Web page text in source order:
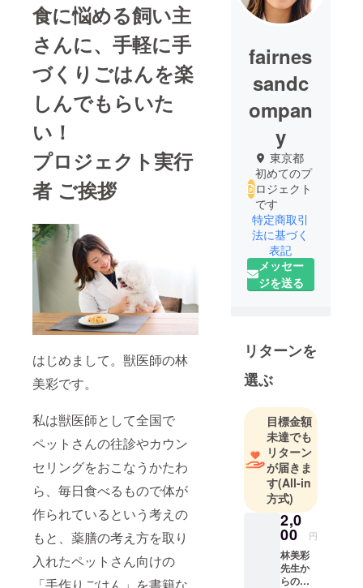
食に悩める飼い主
さんに、手軽に手
づくりごはんを楽
しんでもらいた
い！
プロジェクト実行
者 ご挨拶
はじめまして。獣医師の林
美彩です。
私は獣医師として全国で
ペットさんの往診やカウン
セリングをおこなうかたわ
ら、毎日食べるもので体が
作られているという考えの
もと、薬膳の考え方を取り
入れたペットさん向けの
「手作りごはん」を書籍な
fairnes
sandc
ompan
y
東京都
初めてのプ
ロジェクト
です
特定商取引
法に基づく
表記
メッセー
ジを送る
リターンを
選ぶ
目標金額
未達でも
リターン
が届きま
す(All-in
方式)
2,0
00 円
林美彩
先生か
らの直